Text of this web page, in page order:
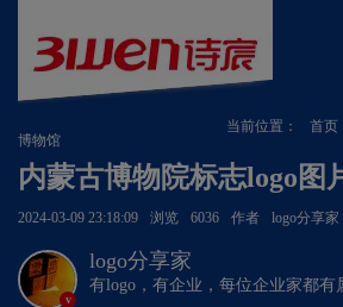
当前位置： 首页
博物馆
内蒙古博物院标志logo图
2024-03-09 23:18:09 浏览 6036 作者 logo分享家
v
logo分享家
有logo，有企业，每位企业家都有